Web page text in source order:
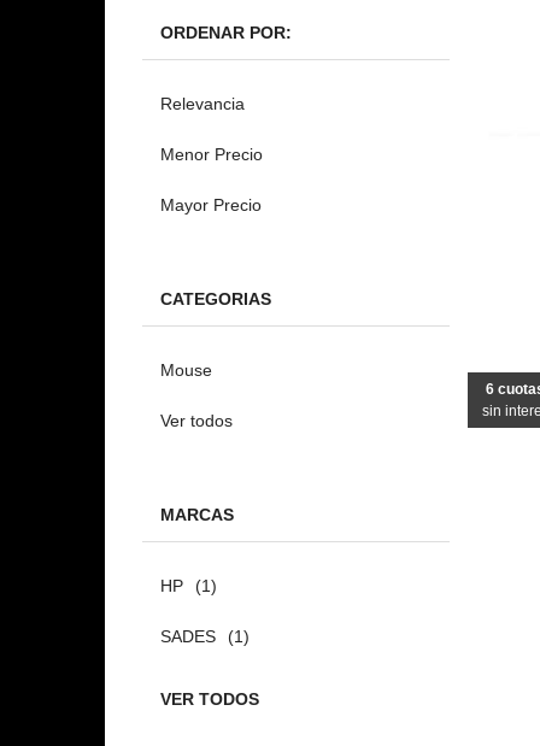
ORDENAR POR:
Relevancia
Menor Precio
Mayor Precio
CATEGORIAS
Mouse
Ver todos
MARCAS
HP (1)
SADES (1)
VER TODOS
6
sin